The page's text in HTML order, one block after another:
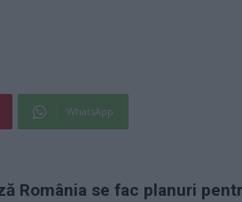
WhatsApp
România se fac planuri